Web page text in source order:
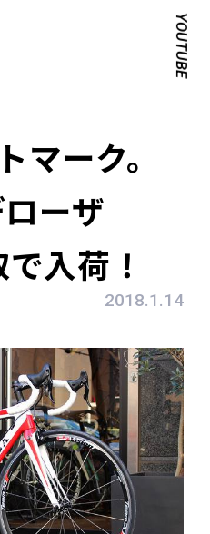
YOUTUBE
マーク。
ーザ
入荷！
2018.1.14